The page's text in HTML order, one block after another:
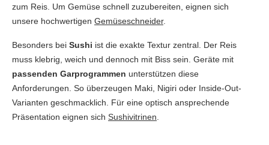
zum Reis. Um Gemüse schnell zuzubereiten, eignen sich
unsere hochwertigen Gemüseschneider.
Besonders bei Sushi ist die exakte Textur zentral. Der Reis
muss klebrig, weich und dennoch mit Biss sein. Geräte mit
passenden Garprogrammen unterstützen diese
Anforderungen. So überzeugen Maki, Nigiri oder Inside-Out-
Varianten geschmacklich. Für eine optisch ansprechende
Präsentation eignen sich Sushivitrinen